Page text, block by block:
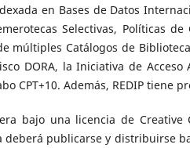
en Bases de Datos
Selectivas, Políticas
múltiples Catálogos de
DORA, la Iniciativa de
CPT+10. Además, REDIP tiene
bajo una licencia de Creative
deberá publicarse y distribuirse